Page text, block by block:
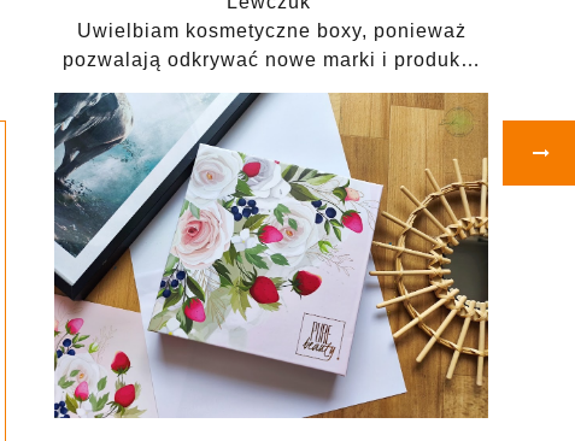
Uwielbiam kosmetyczne boxy, ponieważ
pozwalają odkrywać nowe marki i produk…